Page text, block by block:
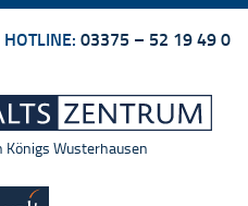
HOTLINE: 03375 – 52 19 49 0
Wusterhausen